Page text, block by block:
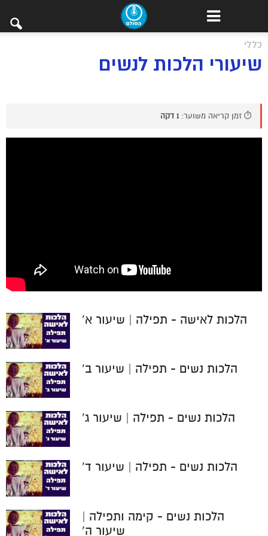
כללי
שיעורי הלכות לנשים
⏱️ זמן קריאה משוער: 1 דקה
הלכות לאישה - תפילה | שיעור א'
הלכות נשים - תפילה | שיעור ב'
הלכות נשים - תפילה | שיעור ג'
הלכות נשים - תפילה | שיעור ד'
הלכות נשים - קימה ותפילה |
שיעור ה'